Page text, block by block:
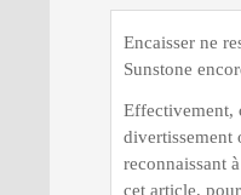
Encaisser ne
Sunstone
Effectivement,
divertissement
reconnaissant
cet article,